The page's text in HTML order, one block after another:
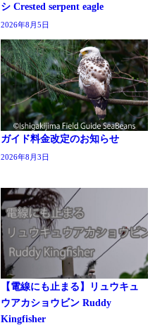
シ Crested serpent eagle
2026年8月5日
ガイド料金改定のお知らせ
2026年8月3日
【電線にも止まる】リュウキュ
ウアカショウビン Ruddy
Kingfisher